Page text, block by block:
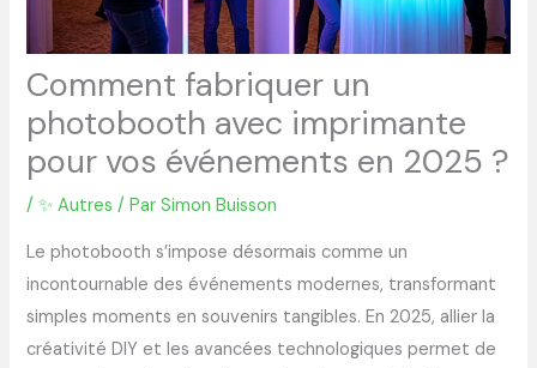
Comment fabriquer un
photobooth avec imprimante
pour vos événements en 2025 ?
/✨ Autres / ParSimon Buisson
Le photobooth s’impose désormais comme un
incontournable des événements modernes, transformant
simples moments en souvenirs tangibles. En 2025, allier la
créativité DIY et les avancées technologiques permet de